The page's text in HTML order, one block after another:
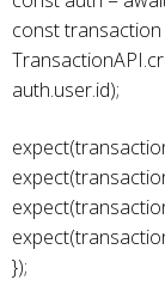
const
auth.user.id);
});